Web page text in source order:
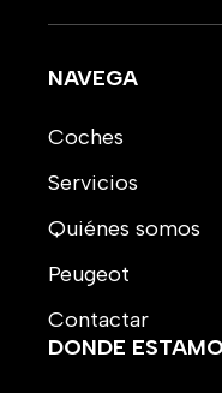
NAVEGA
Coches
Servicios
Quiénes somos
Peugeot
Contactar
DONDE